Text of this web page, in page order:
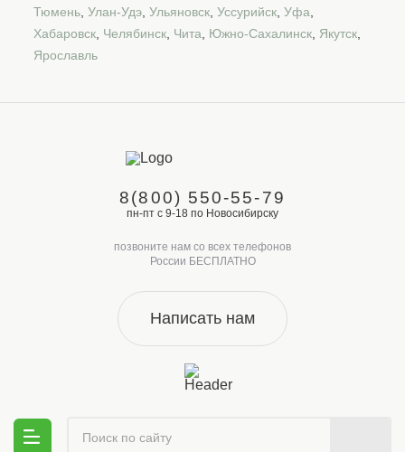
Тюмень, Улан-Удэ, Ульяновск, Уссурийск, Уфа,
Хабаровск, Челябинск, Чита, Южно-Сахалинск, Якутск,
Ярославль
8(800) 550-55-79
пн-пт с 9-18 по Новосибирску
позвоните нам со всех телефонов
России БЕСПЛАТНО
Написать нам